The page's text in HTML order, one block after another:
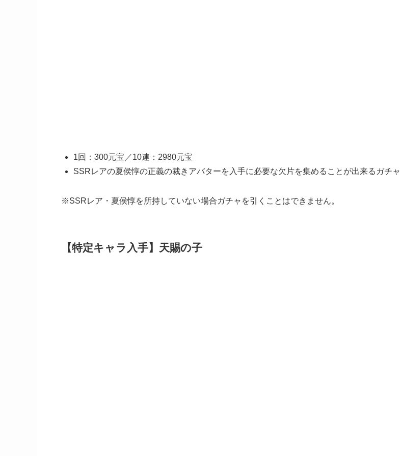
1回：300元宝／10連：2980元宝
SSRレアの夏侯惇の正義の裁きアバターを入手に必要な欠片を集めることが出来るガチャ
※SSRレア・夏侯惇を所持していない場合ガチャを引くことはできません。
【特定キャラ入手】天賜の子